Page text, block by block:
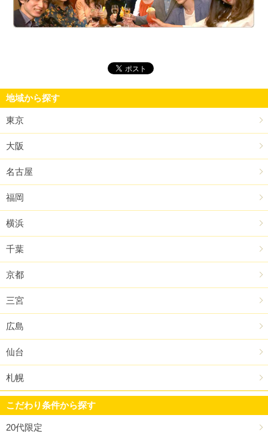
地域から探す
東京
大阪
名古屋
福岡
横浜
千葉
京都
三宮
広島
仙台
札幌
こだわり条件から探す
20代限定